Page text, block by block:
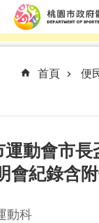
首頁 便
運動會市長
會紀錄含
動科